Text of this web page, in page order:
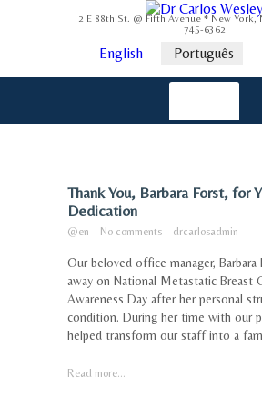
2 E 88th St. @ Fifth Avenue * New York,
745-6362
English Português
Thank You, Barbara Forst, for
Dedication
@en - No comments - drcarlosadmin
Our beloved office manager, Barbara
away on National Metastatic Breast
Awareness Day after her personal
condition. During her time with our
helped transform our staff into a
Read more...